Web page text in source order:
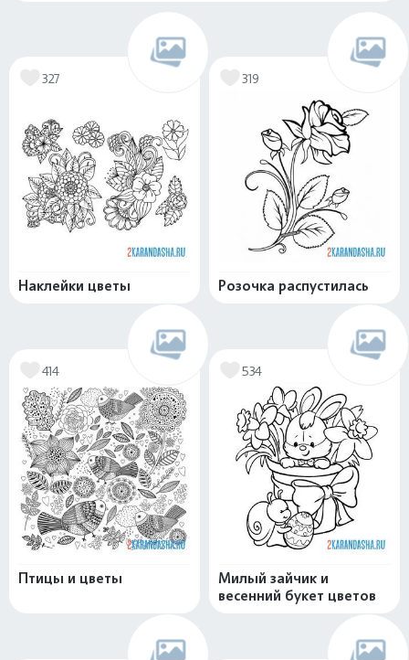
327
Наклейки цветы
319
Розочка распустилась
414
Птицы и цветы
534
Милый зайчик и
весенний букет цветов